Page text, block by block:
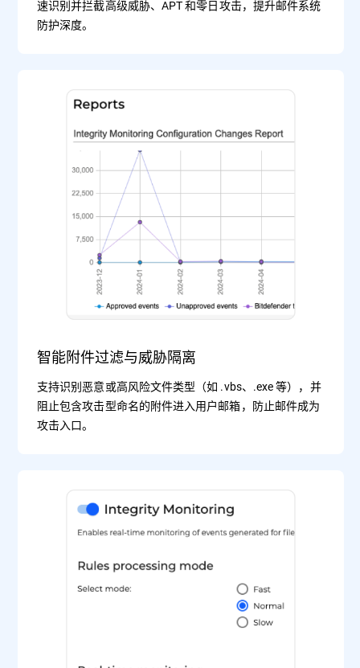
速识别并拦截高级威胁、APT 和零日攻击，提升邮件系统
防护深度。
智能附件过滤与威胁隔离
支持识别恶意或高风险文件类型（如 .vbs、.exe 等），并
阻止包含攻击型命名的附件进入用户邮箱，防止邮件成为
攻击入口。